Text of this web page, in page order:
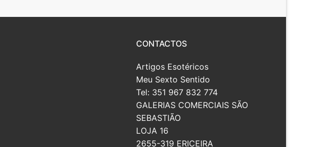
CONTACTOS
Artigos Esotéricos
Meu Sexto Sentido
Tel: 351 967 832 774
GALERIAS COMERCIAIS SÃO
SEBASTIÃO
LOJA 16
2655-319 ERICEIRA